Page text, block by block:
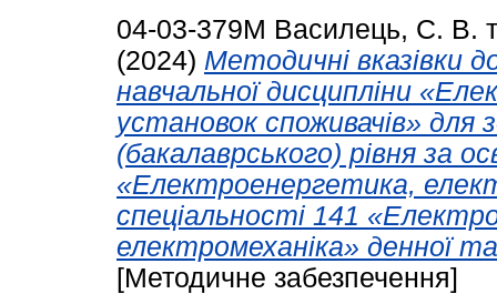
04-03-379М Василець, С. В.
(2024) Методичні вказівки
навчальної дисципліни
установок споживачів» для
(бакалаврського) рівня за
«Електроенергетика,
спеціальності 141
електромеханіка» денної
[Методичне забезпечення]